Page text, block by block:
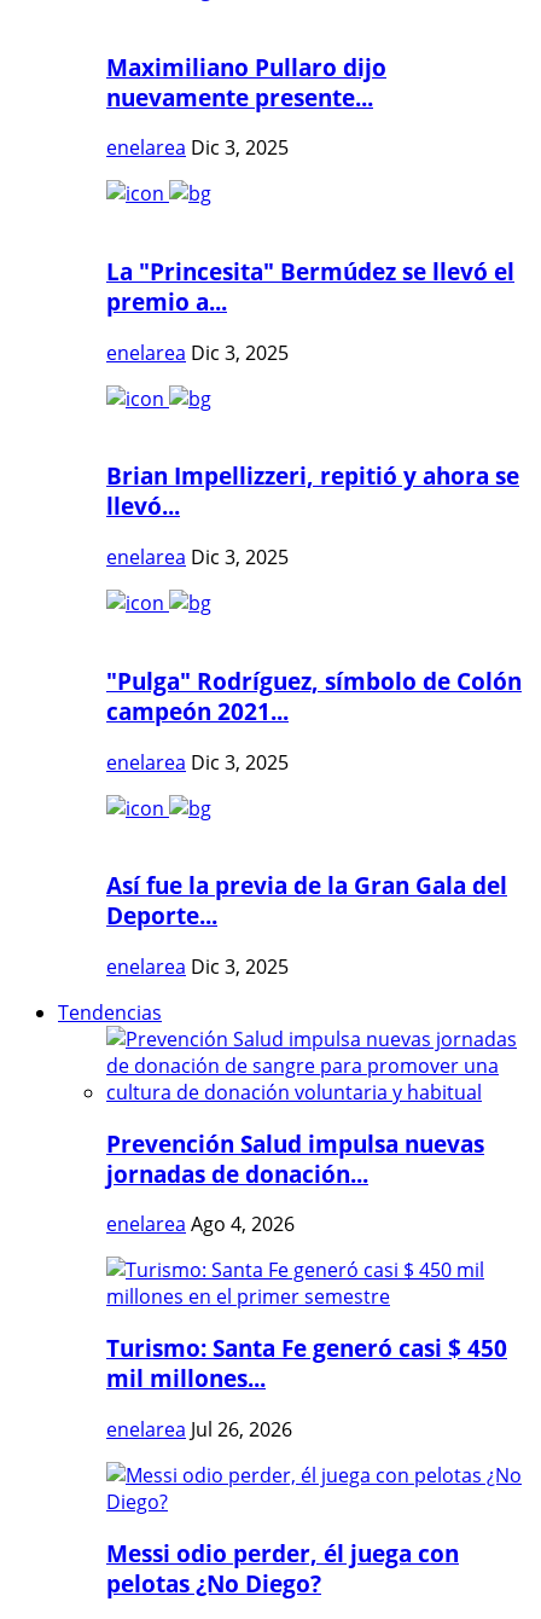
Maximiliano Pullaro dijo
nuevamente presente...
enelarea Dic 3, 2025
La "Princesita" Bermúdez se llevó el
premio a...
enelarea Dic 3, 2025
Brian Impellizzeri, repitió y ahora se
llevó...
enelarea Dic 3, 2025
"Pulga" Rodríguez, símbolo de Colón
campeón 2021...
enelarea Dic 3, 2025
Así fue la previa de la Gran Gala del
Deporte...
enelarea Dic 3, 2025
Tendencias
Prevención Salud impulsa nuevas
jornadas de donación...
enelarea Ago 4, 2026
Turismo: Santa Fe generó casi $ 450
mil millones...
enelarea Jul 26, 2026
Messi odio perder, él juega con
pelotas ¿No Diego?